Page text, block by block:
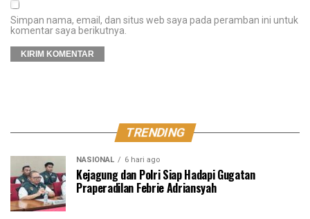
Simpan nama, email, dan situs web saya pada peramban ini untuk
komentar saya berikutnya.
TRENDING
NASIONAL 6 hari ago
Kejagung dan Polri Siap Hadapi Gugatan
Praperadilan Febrie Adriansyah